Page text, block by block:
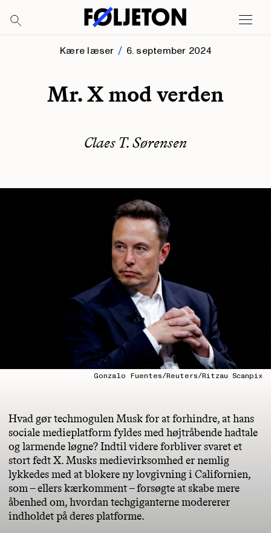
Kære læser 6. september 2024
Mr. X mod verden
Claes T. Sørensen
Gonzalo Fuentes/Reuters/Ritzau Scanpix
Hvad gør techmogulen Musk for at forhindre, at hans
sociale medieplatform fyldes med højtråbende hadtale
og larmende løgne? Indtil videre forbliver svaret et
stort fedt X. Musks medievirksomhed er nemlig
lykkedes med at blokere ny lovgivning i Californien,
som – ellers kærkomment – forsøgte at skabe mere
åbenhed om, hvordan techgiganterne modererer
indholdet på deres platforme.